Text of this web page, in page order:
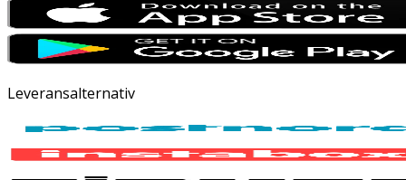
Leveransalternativ